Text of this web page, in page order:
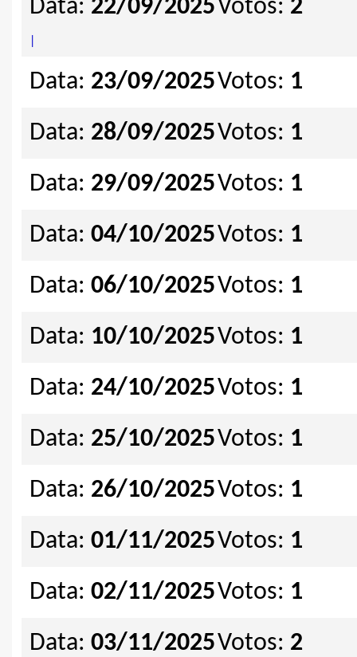
Data: 22/09/2025Votos: 2
Data: 23/09/2025Votos: 1
Data: 28/09/2025Votos: 1
Data: 29/09/2025Votos: 1
Data: 04/10/2025Votos: 1
Data: 06/10/2025Votos: 1
Data: 10/10/2025Votos: 1
Data: 24/10/2025Votos: 1
Data: 25/10/2025Votos: 1
Data: 26/10/2025Votos: 1
Data: 01/11/2025Votos: 1
Data: 02/11/2025Votos: 1
Data: 03/11/2025Votos: 2